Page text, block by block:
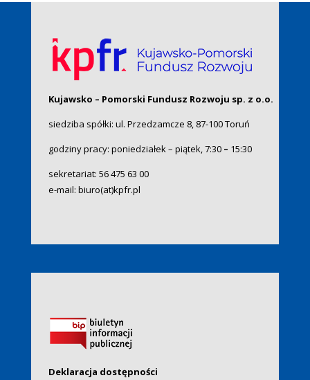
Kujawsko – Pomorski Fundusz Rozwoju sp. z o.o.
siedziba spółki: ul. Przedzamcze 8, 87-100 Toruń
godziny pracy: poniedziałek – piątek, 7:30– 15:30
sekretariat: 56 475 63 00
e-mail: biuro(at)kpfr.pl
Deklaracja dostępności